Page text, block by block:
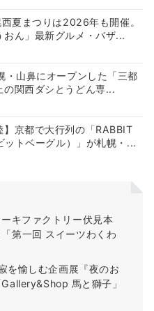
西夏まつりは2026年も開催。
おん」最新グルメ・バザ...
・山鼻にオープンした「三都
の関西ダシとうどん専...
】京都で大行列の「RABBIT
ットベーグル）」が札幌・...
キファクトリー伏見本
第一回 スイーツわくわ
を愉しむ企画展『夜のお
馬と獅子」